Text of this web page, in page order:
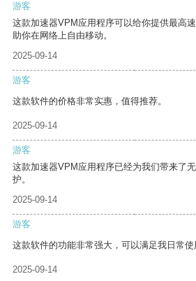
游客
这款加速器VPM应用程序可以给你提供最高
助你在网络上自由移动。
2025-09-14
游客
这款软件的价格非常实惠，值得推荐。
2025-09-14
游客
这款加速器VPM应用程序已经为我们带来了
护。
2025-09-14
游客
这款软件的功能非常强大，可以满足我日常使
2025-09-14